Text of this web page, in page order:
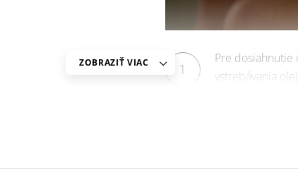
1
Pre dosiahnutie
vstrebávania
ZOBRAZIŤ VIAC